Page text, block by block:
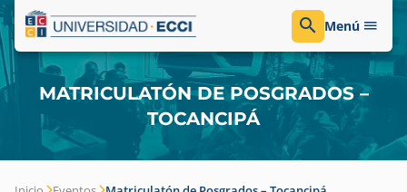
Menú
MATRICULATÓN DE POSGRADOS –
TOCANCIPÁ